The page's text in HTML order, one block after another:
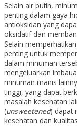
Selain air putih,
penting dalam gaya
antioksidan yang
oksidatif dan
Selain
penting untuk
dalam minuman
mengeluarkan
minuman manis
tinggi, yang dapat
masalah kesehatan
(unsweetened) dapat
kesehatan dan